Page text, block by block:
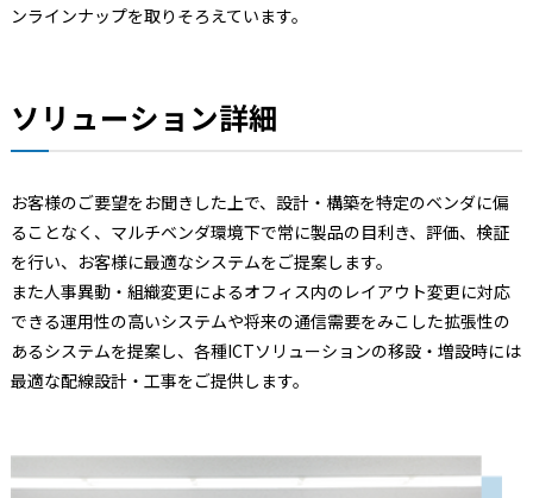
ンラインナップを取りそろえています。
ソリューション詳細
お客様のご要望をお聞きした上で、設計・構築を特定のベンダに偏
ることなく、マルチベンダ環境下で常に製品の目利き、評価、検証
を行い、お客様に最適なシステムをご提案します。
また人事異動・組織変更によるオフィス内のレイアウト変更に対応
できる運用性の高いシステムや将来の通信需要をみこした拡張性の
あるシステムを提案し、各種ICTソリューションの移設・増設時には
最適な配線設計・工事をご提供します。